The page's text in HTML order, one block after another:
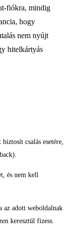
fiókra, mindig
hogy
nem nyújt
hitelkártyás
csalás esetére,
és nem kell
az adott weboldalnak
keresztül fizess.